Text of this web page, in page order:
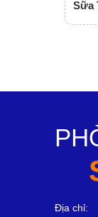
Sữa
Địa chỉ: